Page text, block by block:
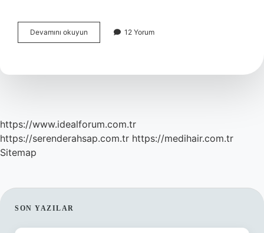
Devamını okuyun
çekimi
yazılır
12 Yorum
https://www.idealforum.com.tr
https://serenderahsap.com.tr https://medihair.com.tr
Sitemap
SIDEBAR
SON YAZILAR